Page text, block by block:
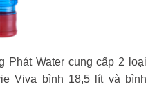
Phát Water cung cấp 2 loại
Viva bình 18,5 lít và bình